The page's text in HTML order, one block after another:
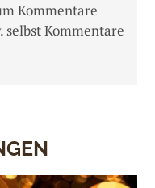
Kommentare
selbst Kommentare